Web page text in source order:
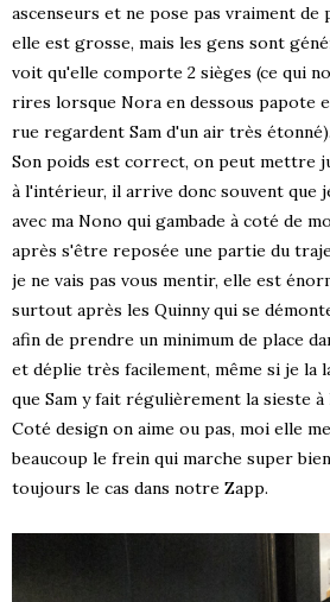
ascenseurs et ne pose pas vraiment de
elle est grosse, mais les gens sont
voit qu'elle comporte 2 sièges (ce qui
rires lorsque Nora en dessous papote
rue regardent Sam d'un air très étonné).
Son poids est correct, on peut mettre
à l'intérieur, il arrive donc souvent que
avec ma Nono qui gambade à coté de
après s'être reposée une partie du
je ne vais pas vous mentir, elle est
surtout après les Quinny qui se
afin de prendre un minimum de place
et déplie très facilement, même si je la
que Sam y fait régulièrement la sieste
Coté design on aime ou pas, moi elle
beaucoup le frein qui marche super
toujours le cas dans notre Zapp.